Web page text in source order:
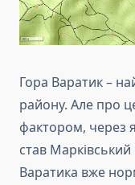
Гора Варатик –
району. Але про
фактором, через
став
Варатика вже